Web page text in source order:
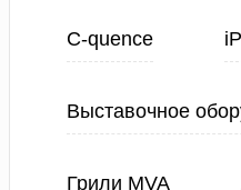
C-quence
Выставочное
Грили MVA